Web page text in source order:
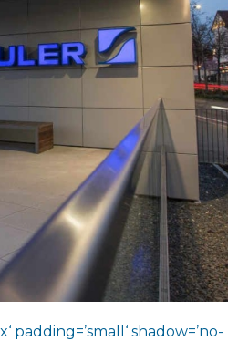
padding=’small‘ shadow=’no-